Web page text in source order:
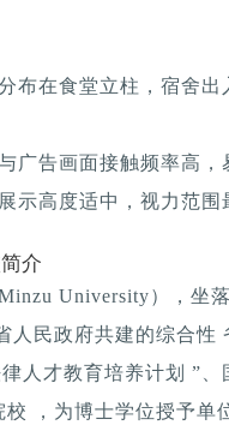
布在食堂立柱，宿舍
广告画面接触频率高
示高度适中，视力范围
介
University），坐
人民政府共建的综合
人才教育培养计划 ”
，为博士学位授予单